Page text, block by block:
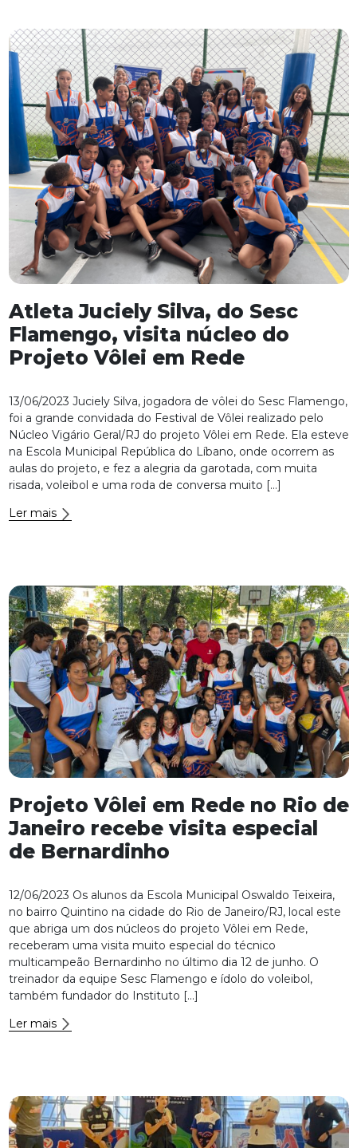
Atleta Juciely Silva, do Sesc
Flamengo, visita núcleo do
Projeto Vôlei em Rede
13/06/2023 Juciely Silva, jogadora de vôlei do Sesc Flamengo,
foi a grande convidada do Festival de Vôlei realizado pelo
Núcleo Vigário Geral/RJ do projeto Vôlei em Rede. Ela esteve
na Escola Municipal República do Líbano, onde ocorrem as
aulas do projeto, e fez a alegria da garotada, com muita
risada, voleibol e uma roda de conversa muito […]
Ler mais
Projeto Vôlei em Rede no Rio de
Janeiro recebe visita especial
de Bernardinho
12/06/2023 Os alunos da Escola Municipal Oswaldo Teixeira,
no bairro Quintino na cidade do Rio de Janeiro/RJ, local este
que abriga um dos núcleos do projeto Vôlei em Rede,
receberam uma visita muito especial do técnico
multicampeão Bernardinho no último dia 12 de junho. O
treinador da equipe Sesc Flamengo e ídolo do voleibol,
também fundador do Instituto […]
Ler mais